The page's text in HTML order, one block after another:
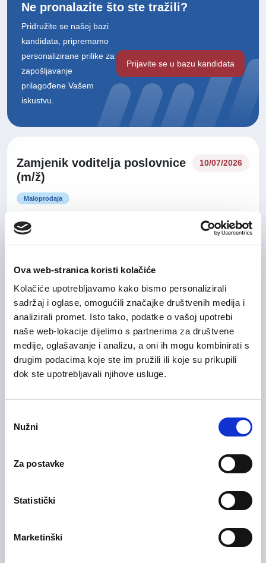
Ova web-stranica koristi kolačiće
Kolačiće upotrebljavamo kako bismo personalizirali
sadržaj i oglase, omogućili značajke društvenih medija i
analizirali promet. Isto tako, podatke o vašoj upotrebi
naše web-lokacije dijelimo s partnerima za društvene
medije, oglašavanje i analizu, a oni ih mogu kombinirati s
drugim podacima koje ste im pružili ili koje su prikupili
dok ste upotrebljavali njihove usluge.
pristanka
Nužni
Za postavke
Statistički
Marketinški
Ne pronalazite što ste tražili?
Pridružite se našoj bazi
kandidata, pripremamo
personalizirane prilike za
zapošljavanje
prilagođene Vašem
iskustvu.
Prijavite se u bazu kandidata
Zamjenik voditelja poslovnice
(m/ž)
10/07/2026
Maloprodaja
On-site rad
Croatia
Informacijska tehnologija (IT)
Zagrebačka županija
Upis u bazu kandidata 💡
Group Credit & Controlling
04/08/2026
Financije i računovodstvo